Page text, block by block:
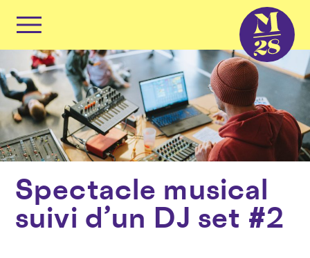
to
content
Spectacle musical
suivi d’un DJ set #2